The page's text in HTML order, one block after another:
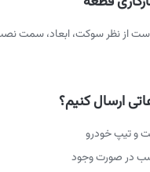
از نظر سوکت، ابعاد، سمت
ارسال کنیم؟
و تیپ خودرو
در صورت وجود